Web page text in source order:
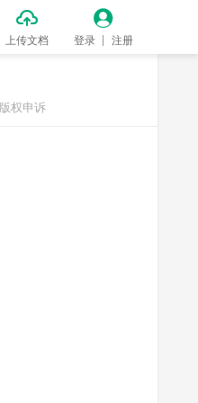

上传文档

登录 注册
版权申诉